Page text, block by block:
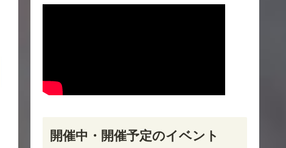
開催中・開催予定のイベント